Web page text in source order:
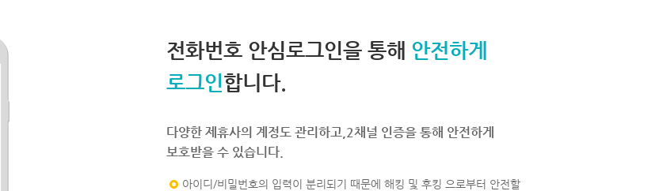
전화번호 안심로그인을 통해 안전하게
로그인합니다.
다양한 제휴사의 계정도 관리하고,2채널 인증을 통해 안전하게
보호받을 수 있습니다.
아이디/비밀번호의 입력이 분리되기 때문에 해킹 및 후킹 으로부터 안전할